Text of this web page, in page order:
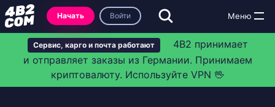
Сервис, карго и почта работают
4B2 принимает
и отправляет заказы из Германии. Принимаем
криптовалюту. Используйте VPN 🖖
Начать Войти